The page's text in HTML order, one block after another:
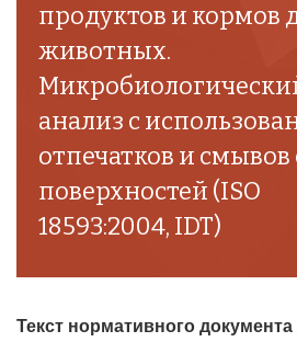
продуктов и кормов
животных.
анализ с
отпечатков и смывов
поверхностей (ISO
18593:2004, IDT)
Текст нормативного